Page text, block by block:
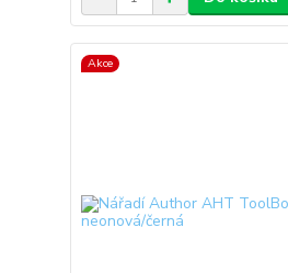
Akce